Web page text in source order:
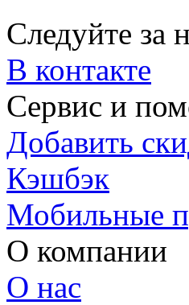
Следуйте за
В контакте
Сервис и
Добавить
Кэшбэк
Мобильные
О компании
О нас